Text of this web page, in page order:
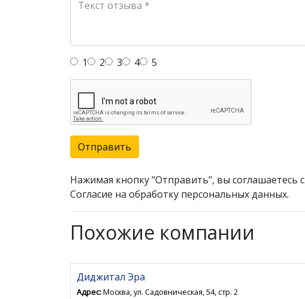
1 2 3 4 5
Отправить
Нажимая кнопку "Отправить", вы соглашаетесь с
Согласие на обработку персональных данных.
Похожие компании
Диджитал Эра
Адрес:Москва, ул. Садовническая, 54, стр. 2